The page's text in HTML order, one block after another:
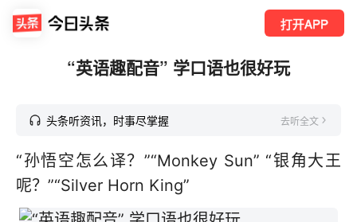
打开APP
“英语趣配音” 学口语也很好玩
头条听资讯，时事尽掌握 去听全文
“孙悟空怎么译？”“Monkey Sun” “银角大王
呢？”“Silver Horn King”